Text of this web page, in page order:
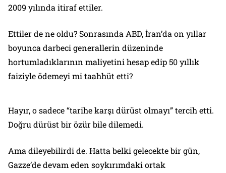
2009 yılında itiraf ettiler.
Ettiler de ne oldu? Sonrasında ABD, İran’da on yıllar
boyunca darbeci generallerin düzeninde
hortumladıklarının maliyetini hesap edip 50 yıllık
faiziyle ödemeyi mi taahhüt etti?
Hayır, o sadece “tarihe karşı dürüst olmayı” tercih etti.
Doğru dürüst bir özür bile dilemedi.
Ama dileyebilirdi de. Hatta belki gelecekte bir gün,
Gazze’de devam eden soykırımdaki ortak